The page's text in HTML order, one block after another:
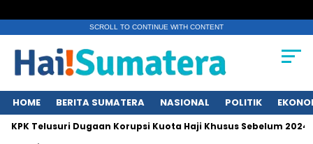
SCROLL TO CONTINUE WITH CONTENT
HOME BERITA SUMATERA NASIONAL POLITIK
Telusuri Dugaan Korupsi Kuota Haji Khusus Sebelum 2024